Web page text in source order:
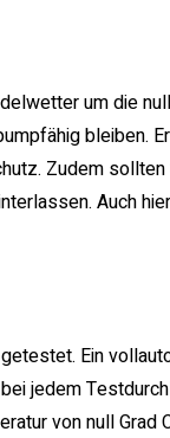
um die
bleiben.
Zudem
Auch
Ein
jedem
von null Grad